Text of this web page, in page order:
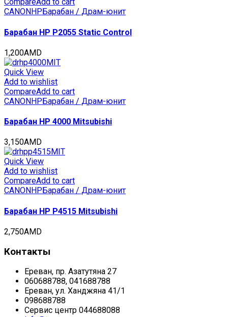
CompareAdd to cart
CANON HP Барабан / Драм-юнит
Барабан HP P2055 Static Control
1,200AMD
Quick View
Add to wishlist
CompareAdd to cart
CANONHPБарабан / Драм-юнит
Барабан HP 4000 Mitsubishi
3,150AMD
Quick View
Add to wishlist
CompareAdd to cart
CANON HP Барабан / Драм-юнит
Барабан HP P4515 Mitsubishi
2,750AMD
Контакты
Ереван, пр. Азатутяна 27
060688788, 041688788
Ереван, ул. Ханджяна 41/1
098688788
Сервис центр 044688088